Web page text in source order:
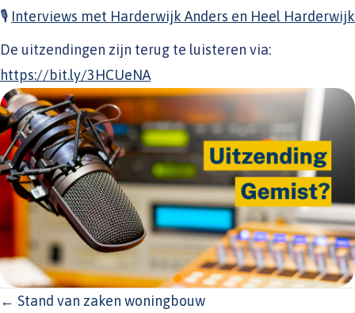
🎙 Interviews met Harderwijk Anders en Heel Harderwijk
De uitzendingen zijn terug te luisteren via:
https://bit.ly/3HCUeNA
POSTS
← Stand van zaken woningbouw